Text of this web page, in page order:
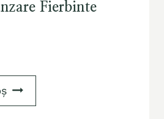
Fierbinte